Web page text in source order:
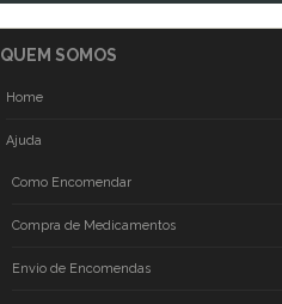
QUEM SOMOS
Home
Ajuda
Como Encomendar
Compra de Medicamentos
Envio de Encomendas